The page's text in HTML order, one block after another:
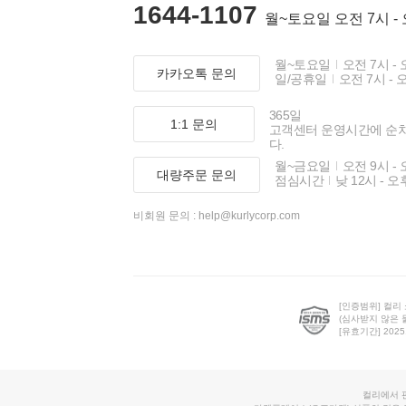
1644-1107 월~토요일 오전 7시 -
카카오톡 문의
월~토요일
오전 7시 -
일/공휴일
오전 7시 -
1:1 문의
365일
고객센터 운영시간에 순
다.
대량주문 문의
월~금요일
오전 9시 -
점심시간
낮 12시 - 오
비회원 문의 : help@kurlycorp.com
[인증범위] 컬리
(심사받지 않은
[유효기간]
컬리에서